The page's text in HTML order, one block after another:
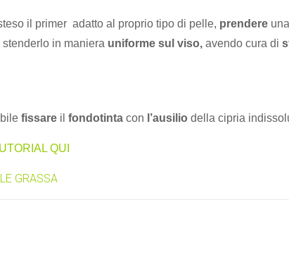
il primer adatto al proprio tipo di pelle, prendereuna
stenderlo in maniera uniforme sul viso,avendo cura di
fissareil fondotintacon l’ausilio della cipria
QUI
GRASSA